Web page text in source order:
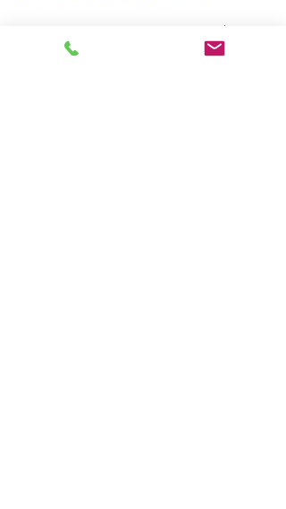
Anne-Charlotte est titulaire d'un
Master 2 Droit International,